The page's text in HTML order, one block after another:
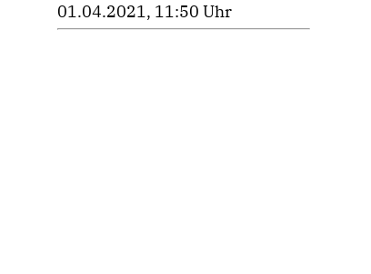
01.04.2021, 11:50 Uhr